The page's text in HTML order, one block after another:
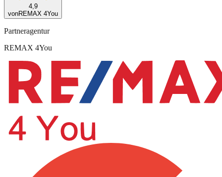
4,9
vonREMAX 4You
Partneragentur
REMAX 4You